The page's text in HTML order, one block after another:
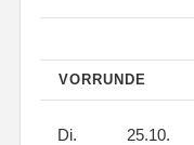
VORRUNDE
Di. 25.10.